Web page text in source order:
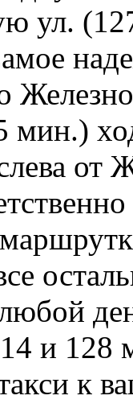
ул.
мин.)
и 128
к